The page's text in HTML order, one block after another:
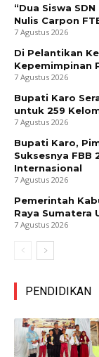
“Dua Siswa
Nulis Carpon
7 Agustus 2026
Di Pelantikan
Kepemimpinan
7 Agustus 2026
Bupati Karo
untuk 259
7 Agustus 2026
Bupati Karo,
Suksesnya FBB
Internasional
7 Agustus 2026
Pemerintah
Raya Sumatera
7 Agustus 2026
PENDIDIKAN